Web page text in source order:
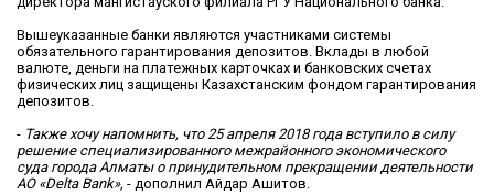
Вышеуказанные банки являются участниками системы
обязательного гарантирования депозитов. Вклады в любой
валюте, деньги на платежных карточках и банковских счетах
физических лиц защищены Казахстанским фондом гарантирования
депозитов.
- Также хочу напомнить, что 25 апреля 2018 года вступило в силу
решение специализированного межрайонного экономического
суда города Алматы о принудительном прекращении деятельности
АО «Delta Bank», - дополнил Айдар Ашитов.